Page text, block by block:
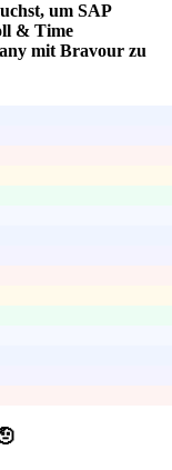
um SAP
& Time
mit Bravour zu